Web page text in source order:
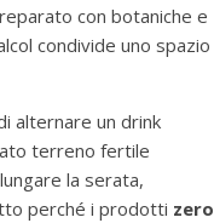
con botaniche e
condivide uno spazio
alternare un drink
terreno fertile
la serata,
perché i prodotti zero